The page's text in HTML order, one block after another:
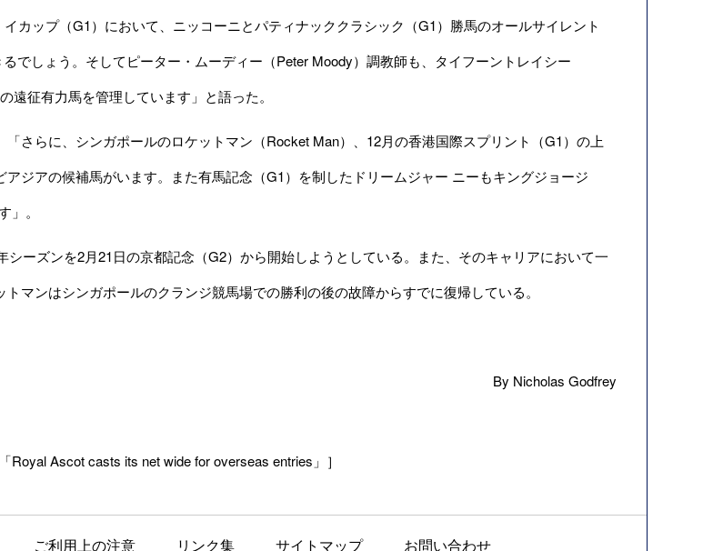
カップ（G1）において、ニッコーニとパティナッククラシック（G1）勝馬のオールサイレント
るでしょう。そしてピーター・ムーディー（Peter Moody）調教師も、タイフーントレイシー
遠征有力馬を管理しています」と語った。
さらに、シンガポールのロケットマン（Rocket Man）、12月の香港国際スプリント（G1）の上
ジアの候補馬がいます。また有馬記念（G1）を制したドリームジャー ニーもキングジョージ
」。
ーズンを2月21日の京都記念（G2）から開始しようとしている。また、そのキャリアにおいて一
マンはシンガポールのクランジ競馬場での勝利の後の故障からすでに復帰している。
By Nicholas Godfrey
Royal Ascot casts its net wide for overseas entries」］
ご利用上の注意 リンク集 サイトマップ お問い合わせ